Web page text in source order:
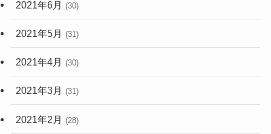
2021年6月 (30)
2021年5月 (31)
2021年4月 (30)
2021年3月 (31)
2021年2月 (28)